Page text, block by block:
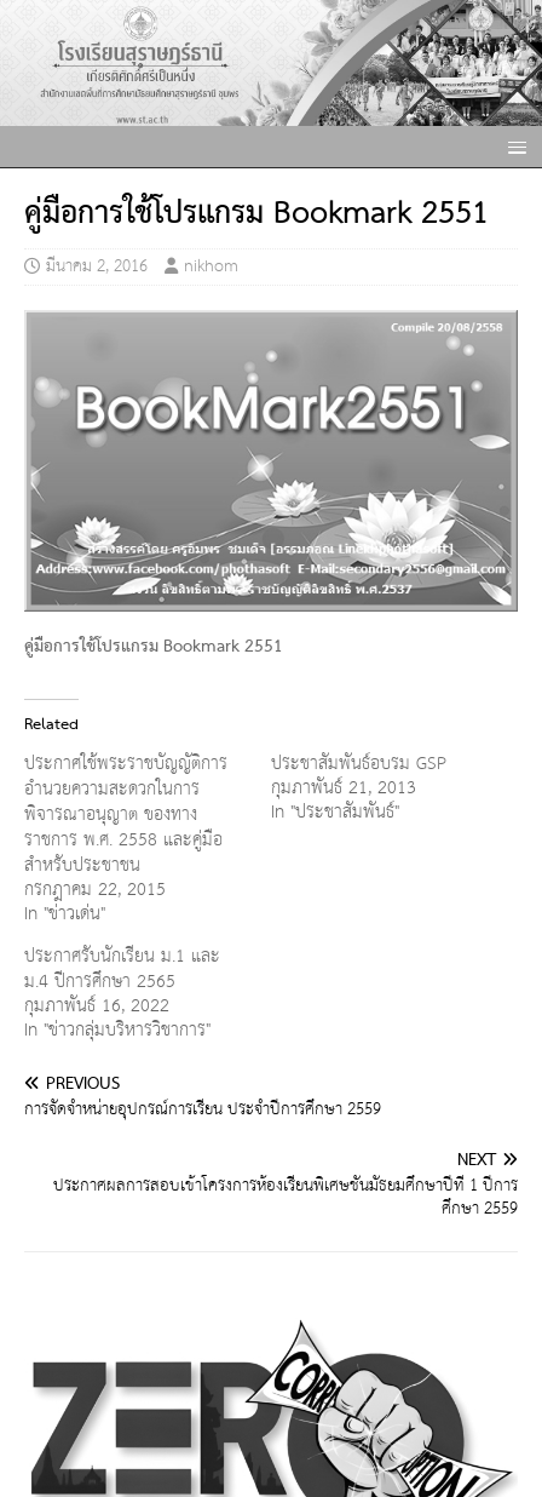
คู่มือการใช้โปรแกรม Bookmark 2551
มีนาคม 2, 2016 nikhom
คู่มือการใช้โปรแกรม Bookmark 2551
Related
ประกาศใช้พระราชบัญญัติการ
อำนวยความสะดวกในการ
พิจารณาอนุญาต ของทาง
ราชการ พ.ศ. 2558 และคู่มือ
สำหรับประชาชน
กรกฎาคม 22, 2015
In "ข่าวเด่น"
ประชาสัมพันธ์อบรม GSP
กุมภาพันธ์ 21, 2013
In "ประชาสัมพันธ์"
ประกาศรับนักเรียน ม.1 และ
ม.4 ปีการศึกษา 2565
กุมภาพันธ์ 16, 2022
In "ข่าวกลุ่มบริหารวิชาการ"
PREVIOUS
การจัดจำหน่ายอุปกรณ์การเรียน ประจำปีการศึกษา 2559
NEXT
ประกาศผลการสอบเข้าโครงการห้องเรียนพิเศษชั้นมัธยมศึกษาปีที่ 1 ปีการ
ศึกษา 2559